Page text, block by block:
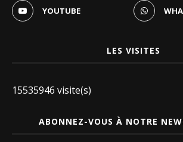
YOUTUBE
LES VISITES
15535946 visite(s)
ABONNEZ-VOUS À NOTRE